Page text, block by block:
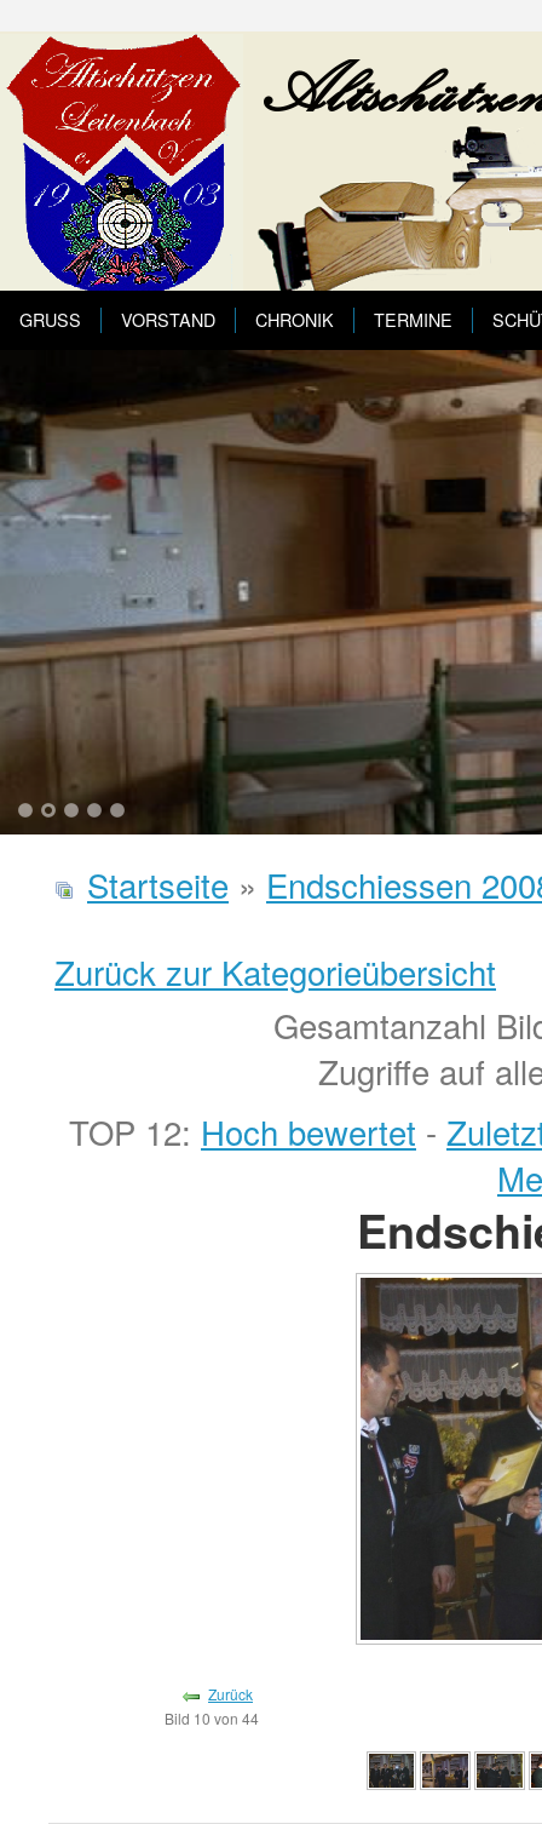
GRUSS VORSTAND CHRONIK TERMINE
Startseite » Endschiessen
Zurück zur Kategorieübersicht
Gesamtanzahl
Zugriffe auf
TOP 12: Hoch bewertet -
Zurück
Bild 10 von 44